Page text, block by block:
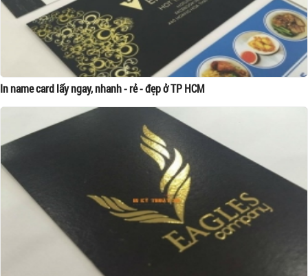
In name card lấy ngay, nhanh - rẻ - đẹp ở TP HCM